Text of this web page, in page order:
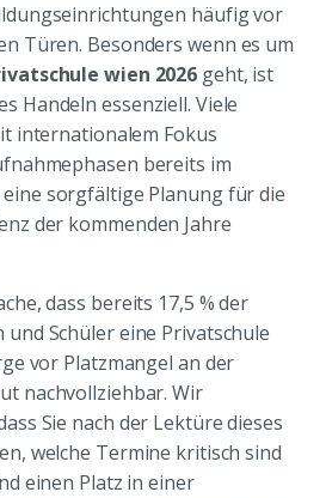
häufig vor
Türen. Besonders wenn es um
wien 2026 geht, ist
Handeln essenziell. Viele
internationalem Fokus
bereits im
sorgfältige Planung für die
der kommenden Jahre
dass bereits 17,5 % der
Schüler eine Privatschule
vor Platzmangel an der
nachvollziehbar. Wir
Sie nach der Lektüre dieses
welche Termine kritisch sind
einen Platz in einer